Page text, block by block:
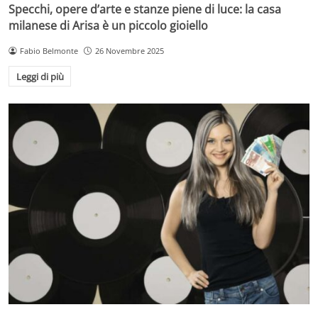
Specchi, opere d’arte e stanze piene di luce: la casa
milanese di Arisa è un piccolo gioiello
Fabio Belmonte 26 Novembre 2025
Leggi di più